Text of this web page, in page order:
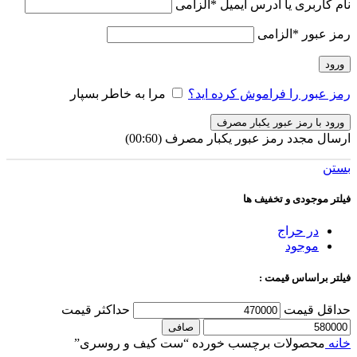
نام کاربری یا آدرس ایمیل * الزامی
رمز عبور * الزامی
ورود
رمز عبور را فراموش کرده اید؟ مرا به خاطر بسپار
ورود با رمز عبور یکبار مصرف
ارسال مجدد رمز عبور یکبار مصرف (00:
60
)
بستن
فیلتر موجودی و تخفیف ها
در حراج
موجود
فیلتر براساس قیمت :
حداقل قیمت حداكثر قيمت
صافی
خانه محصولات برچسب خورده “ست کیف و روسری”